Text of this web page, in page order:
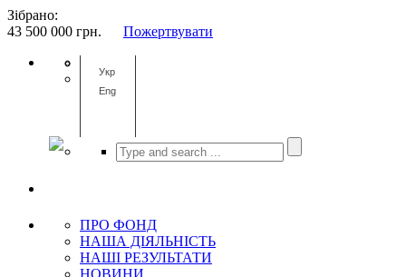
Зібрано:
43 500 000 грн. Пожертвувати
Укр
Eng
ПРО ФОНД
НАША ДІЯЛЬНІСТЬ
НАШІ РЕЗУЛЬТАТИ
НОВИНИ